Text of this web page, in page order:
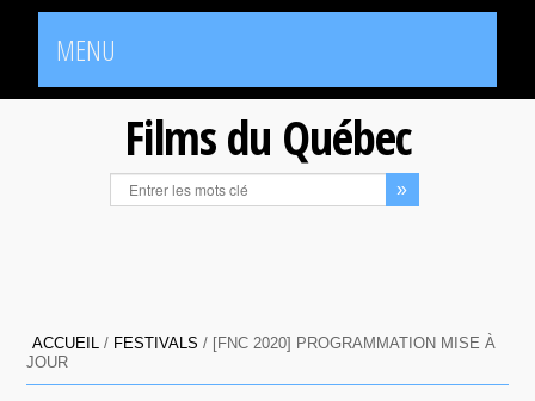
MENU
Films du Québec
ACCUEIL / FESTIVALS / [FNC 2020] PROGRAMMATION MISE À
JOUR